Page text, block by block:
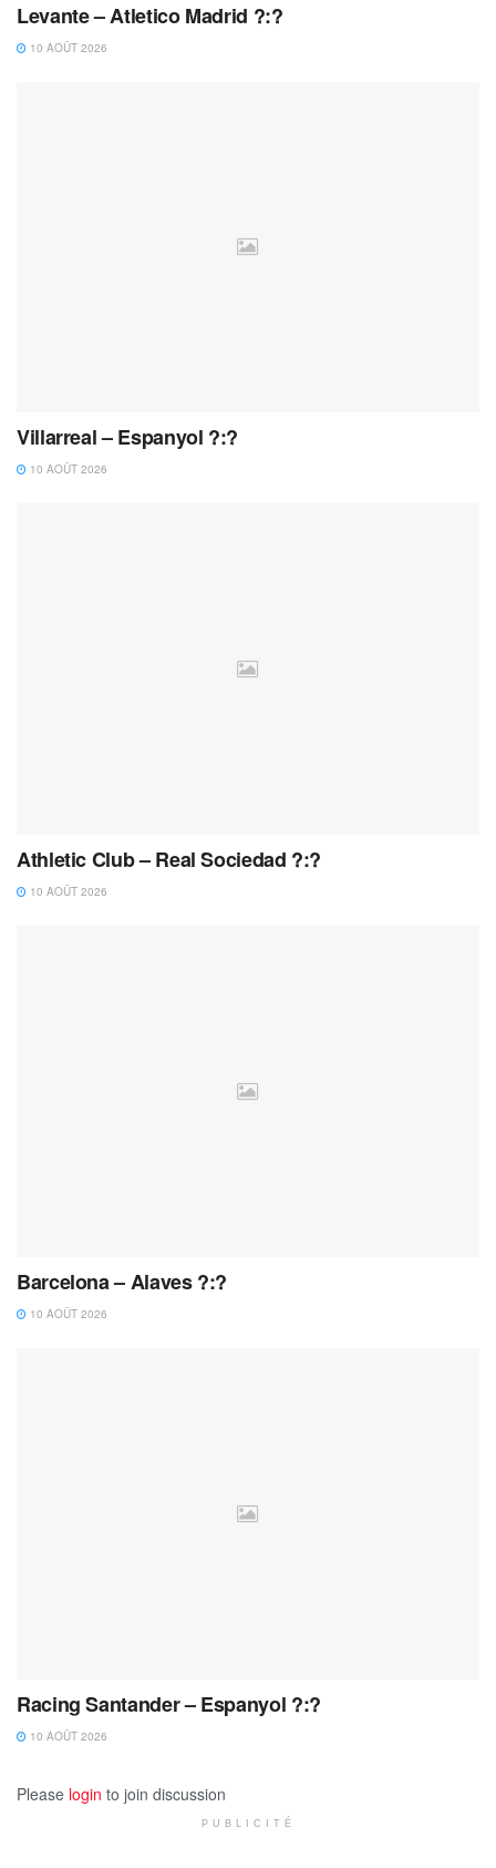
Levante – Atletico Madrid ?:?
10 AOÛT 2026
Villarreal – Espanyol ?:?
10 AOÛT 2026
Athletic Club – Real Sociedad ?:?
10 AOÛT 2026
Barcelona – Alaves ?:?
10 AOÛT 2026
Racing Santander – Espanyol ?:?
10 AOÛT 2026
Please login to join discussion
PUBLICITÉ